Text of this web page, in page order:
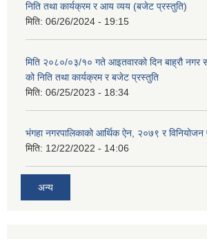
निति तथा कार्यक्रम र आय व्यय (बजेट प्रस्तुति)
मिति: 06/26/2024 - 19:15
मिति २०८०/०३/१० गते आइतवारको दिन बाह्रौ
को निति तथा कार्यक्रम र बजेट प्रस्तुति
मिति: 06/25/2023 - 18:34
भंगहा नगरपालिकाको आर्थिक ऐन, २०७९ र
मिति: 12/22/2022 - 14:06
अन्य